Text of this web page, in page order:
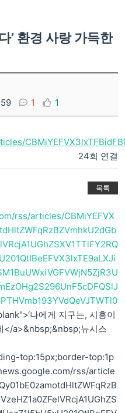
’ 환경 사랑 가득한
59 1 1
24회 연결
목록
rss/articles/CBMiYEFVX
나에게 지구는, 시흥이
</a>&nbsp;&nbsp;뉴시스
top:15px;border-top:1p
rss/article